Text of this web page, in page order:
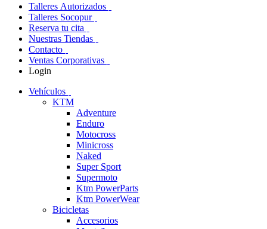
Talleres Autorizados
Talleres Socopur
Reserva tu cita
Nuestras Tiendas
Contacto
Ventas Corporativas
Login
Vehículos
KTM
Adventure
Enduro
Motocross
Minicross
Naked
Super Sport
Supermoto
Ktm PowerParts
Ktm PowerWear
Bicicletas
Accesorios